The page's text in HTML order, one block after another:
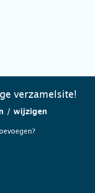
verzamelsite!
/ wijzigen